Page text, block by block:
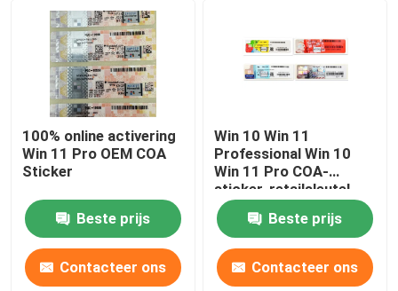
100% online activering
Win 11 Pro OEM COA
Sticker
Beste prijs
Contacteer ons
Win 10 Win 11
Professional Win 10
Win 11 Pro COA-
sticker-retailsleutel
Beste prijs
Contacteer ons